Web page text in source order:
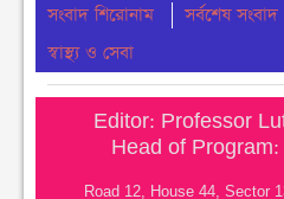
ঢাকা কলেজে ছাত্রদল-শিবিরের
মঙ্গলবার ● ৪ আগস্ট ২০২৬
নোয়াখালীতে সি এন জি পাম্প
সংবাদ শিরোনাম
সর্বশেষ সংবাদ
স্বাস্থ্য ও সেবা
Editor: Professor
Head of
Road 12, House 44, Sector